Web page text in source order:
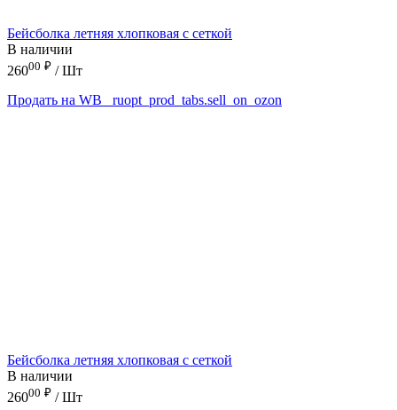
Бейсболка летняя хлопковая с сеткой
В наличии
26000 ₽ / Шт
Продать на WB
_ruopt_prod_tabs.sell_on_ozon
Бейсболка летняя хлопковая с сеткой
В наличии
26000 ₽ / Шт